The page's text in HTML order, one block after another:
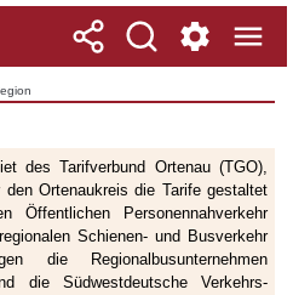
des Tarifverbund Ortenau (TGO),
Ortenaukreis die Tarife gestaltet
Öffentlichen Personennahverkehr
Schienen- und Busverkehr
die Regionalbusunternehmen
die Südwestdeutsche Verkehrs-